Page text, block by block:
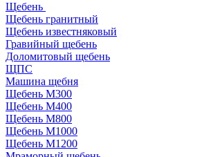
Щебень
Щебень гранитный
Щебень известняковый
Гравийный щебень
Доломитовый щебень
ЩПС
Машина щебня
Щебень М300
Щебень М400
Щебень М800
Щебень М1000
Щебень М1200